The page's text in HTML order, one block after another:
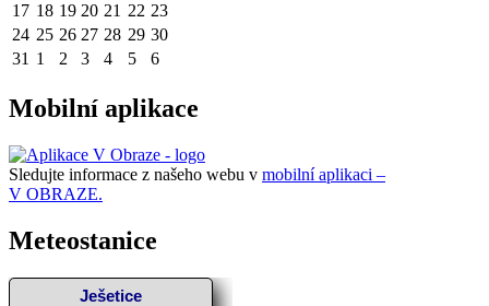
17 18 19 20 21 22 23
24 25 26 27 28 29 30
31 1 2 3 4 5 6
Mobilní aplikace
Sledujte informace z našeho webu v mobilní aplikaci –
V OBRAZE.
Meteostanice